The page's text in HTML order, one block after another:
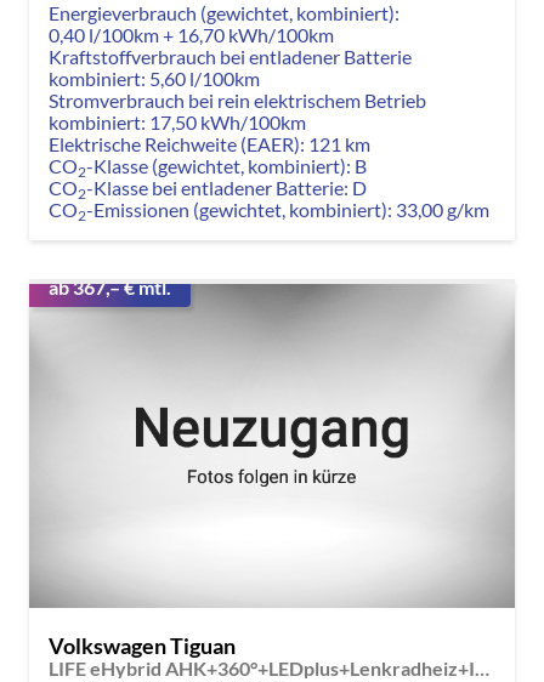
Energieverbrauch (gewichtet, kombiniert):
0,40 l/100km + 16,70 kWh/100km
Kraftstoffverbrauch bei entladener Batterie
kombiniert: 5,60 l/100km
Stromverbrauch bei rein elektrischem Betrieb
kombiniert: 17,50 kWh/100km
Elektrische Reichweite (EAER): 121 km
CO2-Klasse (gewichtet, kombiniert): B
CO2-Klasse bei entladener Batterie: D
CO2-Emissionen (gewichtet, kombiniert): 33,00 g/km
ab 367,– € mtl.
Volkswagen Tiguan
LIFE eHybrid AHK+360°+LEDplus+Lenkradheiz+IQ.Drive+ACC+AppConnect+eHeck